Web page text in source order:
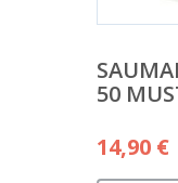
50
14,90 €